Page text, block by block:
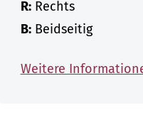
R:Rechts
B:Beidseitig
Weitere